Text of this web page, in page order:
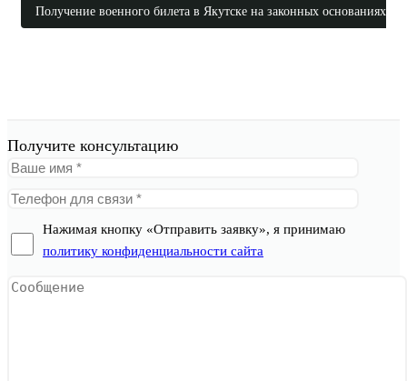
Получение военного билета в Якутске на законных основаниях
Получите консультацию
Нажимая кнопку «Отправить заявку», я принимаю
политику конфиденциальности сайта